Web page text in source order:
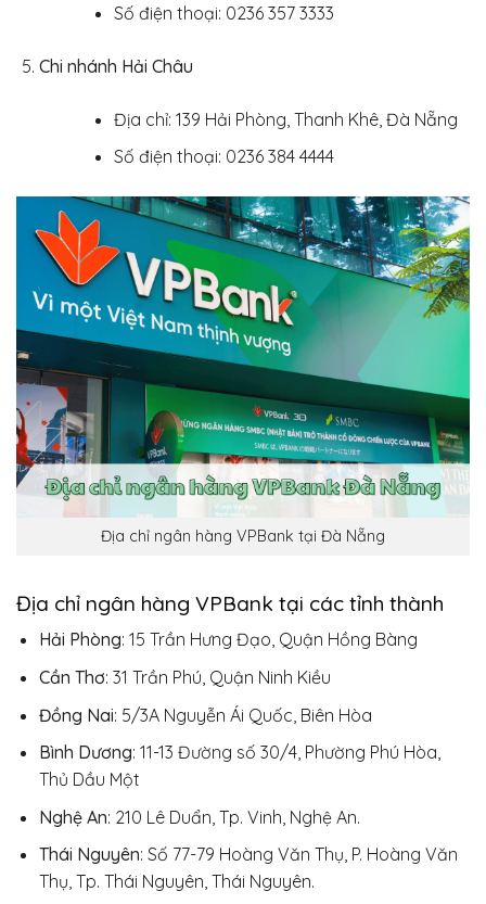
Số điện thoại: 0236 357 3333
Chi nhánh Hải Châu
Địa chỉ: 139 Hải Phòng, Thanh Khê, Đà Nẵng
Số điện thoại: 0236 384 4444
Địa chỉ ngân hàng VPBank tại Đà Nẵng
Địa chỉ ngân hàng VPBank tại các tỉnh thành
Hải Phòng: 15 Trần Hưng Đạo, Quận Hồng Bàng
Cần Thơ: 31 Trần Phú, Quận Ninh Kiều
Đồng Nai: 5/3A Nguyễn Ái Quốc, Biên Hòa
Bình Dương: 11-13 Đường số 30/4, Phường Phú Hòa,
Thủ Dầu Một
Nghệ An: 210 Lê Duẩn, Tp. Vinh, Nghệ An.
Thái Nguyên: Số 77-79 Hoàng Văn Thụ, P. Hoàng Văn
Thụ, Tp. Thái Nguyên, Thái Nguyên.